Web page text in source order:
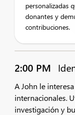
personalizadas
donantes y
contribuciones.
2:00 PM
A John le
internacionales.
investigación y